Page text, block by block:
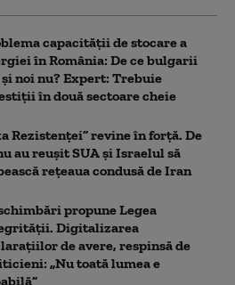
capacității de stocare a
în România: De ce bulgarii
noi nu? Expert: Trebuie
în două sectoare cheie
Rezistenței” revine în forță. De
au reușit SUA și Israelul să
rețeaua condusă de Iran
propune Legea
Digitalizarea
de avere, respinsă de
„Nu toată lumea e